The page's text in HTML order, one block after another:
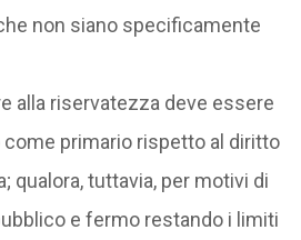
non siano specificamente
alla riservatezza deve essere
primario rispetto al diritto
qualora, tuttavia, per motivi di
e fermo restando i limiti